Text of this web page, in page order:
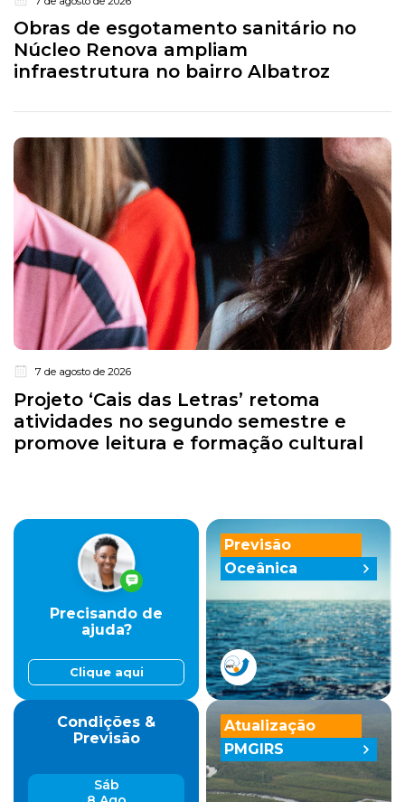
Obras de esgotamento sanitário no
Núcleo Renova ampliam
infraestrutura no bairro Albatroz
7 de agosto de 2026
Projeto ‘Cais das Letras’ retoma
atividades no segundo semestre e
promove leitura e formação cultural
Previsão
Oceânica
Precisando de
ajuda?
Clique aqui
Condições &
Previsão
Sáb
Atualização
PMGIRS